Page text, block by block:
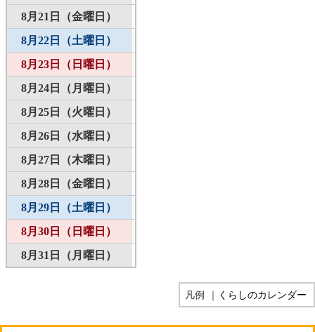
8月21日（金曜日）
8月22日（土曜日）
8月23日（日曜日）
8月24日（月曜日）
8月25日（火曜日）
8月26日（水曜日）
8月27日（木曜日）
8月28日（金曜日）
8月29日（土曜日）
8月30日（日曜日）
8月31日（月曜日）
凡例 ｜ くらしのカレンダー